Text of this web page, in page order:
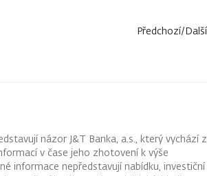
Předchozí/Další
názor J&T Banka, a.s., který vychází z
v čase jeho zhotovení k výše
informace nepředstavují nabídku, investiční